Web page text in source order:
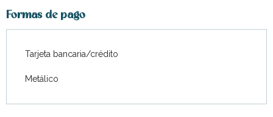
Formas de pago
Tarjeta bancaria/crédito
Metálico